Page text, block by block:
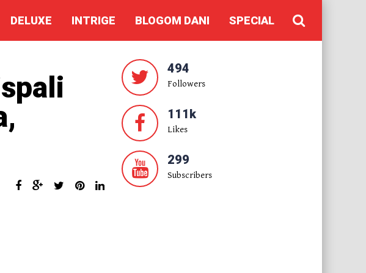
DELUXE INTRIGE BLOGOM DANI SPECIAL
494
Followers
111k
Likes
299
Subscribers